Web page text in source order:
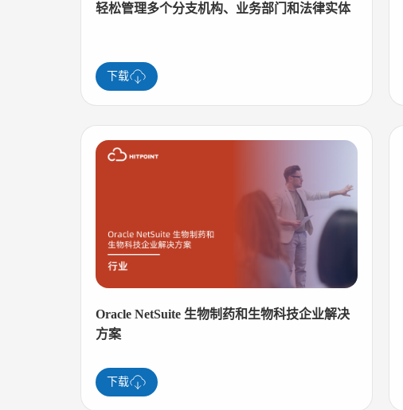
轻松管理多个分支机构、业务部门和法律实体
下载
Oracle NetSuite 生物制药和生物科技企业解决
方案
下载